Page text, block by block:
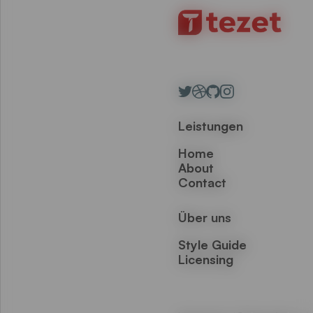
Leistungen
Home
About
Contact
Über uns
Style Guide
Licensing